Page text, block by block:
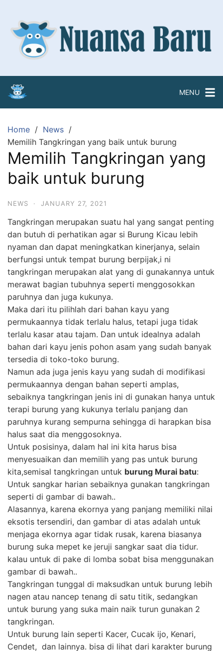
content
MENU
Home
News
Memilih Tangkringan yang baik untuk burung
Memilih Tangkringan yang
baik untuk burung
NEWS · JANUARY 27, 2021
Tangkringan merupakan suatu hal yang sangat penting
dan butuh di perhatikan agar si Burung Kicau lebih
nyaman dan dapat meningkatkan kinerjanya, selain
berfungsi untuk tempat burung berpijak,i ni
tangkringan merupakan alat yang di gunakannya untuk
merawat bagian tubuhnya seperti menggosokkan
paruhnya dan juga kukunya.
Maka dari itu pilihlah dari bahan kayu yang
permukaannya tidak terlalu halus, tetapi juga tidak
terlalu kasar atau tajam. Dan untuk idealnya adalah
bahan dari kayu jenis pohon asam yang sudah banyak
tersedia di toko-toko burung.
Namun ada juga jenis kayu yang sudah di modifikasi
permukaannya dengan bahan seperti amplas,
sebaiknya tangkringan jenis ini di gunakan hanya untuk
terapi burung yang kukunya terlalu panjang dan
paruhnya kurang sempurna sehingga di harapkan bisa
halus saat dia menggosoknya.
Untuk posisinya, dalam hal ini kita harus bisa
menyesuaikan dan memilih yang pas untuk burung
kita,semisal tangkringan untuk burung Murai batu:
Untuk sangkar harian sebaiknya gunakan tangkringan
seperti di gambar di bawah..
Alasannya, karena ekornya yang panjang memiliki nilai
eksotis tersendiri, dan gambar di atas adalah untuk
menjaga ekornya agar tidak rusak, karena biasanya
burung suka mepet ke jeruji sangkar saat dia tidur.
kalau untuk di pake di lomba sobat bisa menggunakan
gambar di bawah..
Tangkringan tunggal di maksudkan untuk burung lebih
nagen atau nancep tenang di satu titik, sedangkan
untuk burung yang suka main naik turun gunakan 2
tangkringan.
Untuk burung lain seperti Kacer, Cucak ijo, Kenari,
Cendet, dan lainnya. bisa di lihat dari karakter burung